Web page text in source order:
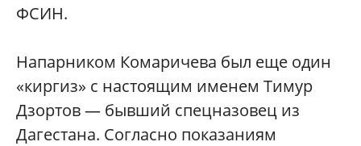
ФСИН.
Напарником Комаричева был еще один
«киргиз» с настоящим именем Тимур
Дзортов — бывший спецназовец из
Дагестана. Согласно показаниям